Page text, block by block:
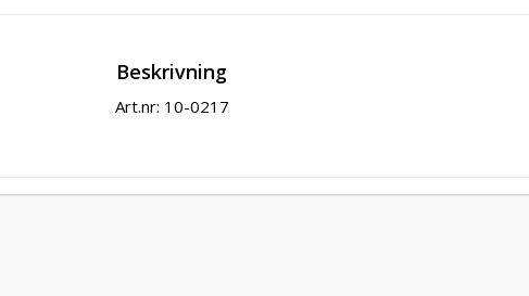
Beskrivning
Art.nr: 10-0217